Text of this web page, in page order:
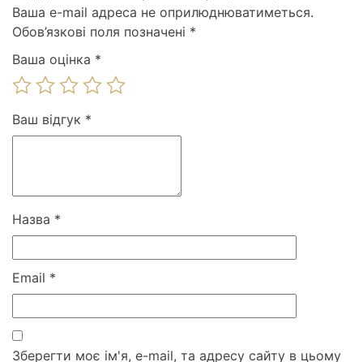
Ваша e-mail адреса не оприлюднюватиметься.
Обов’язкові поля позначені *
Ваша оцінка *
Ваш відгук *
Назва *
Email *
Зберегти моє ім'я, e-mail, та адресу сайту в цьому